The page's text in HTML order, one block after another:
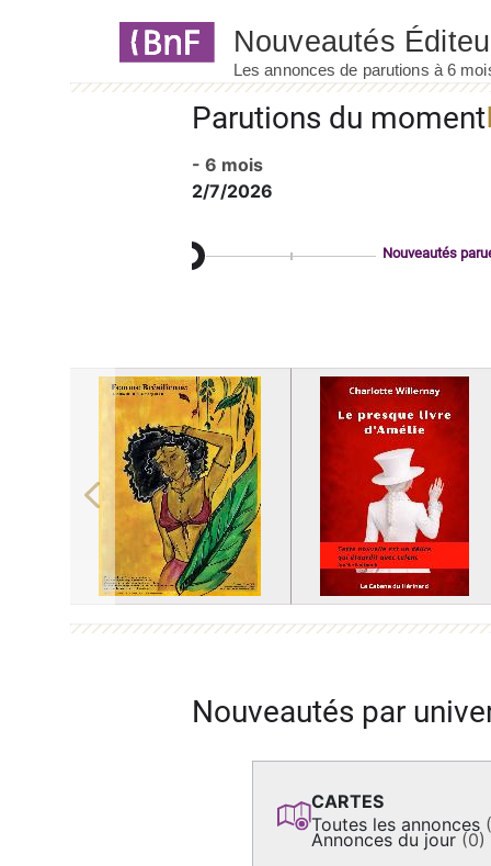
Parutions du moment
- 6 mois
2/7/2026
Nouveautés
Previous
Nouveautés par
CARTES
Toutes les annonces
Annonces du jour (0)